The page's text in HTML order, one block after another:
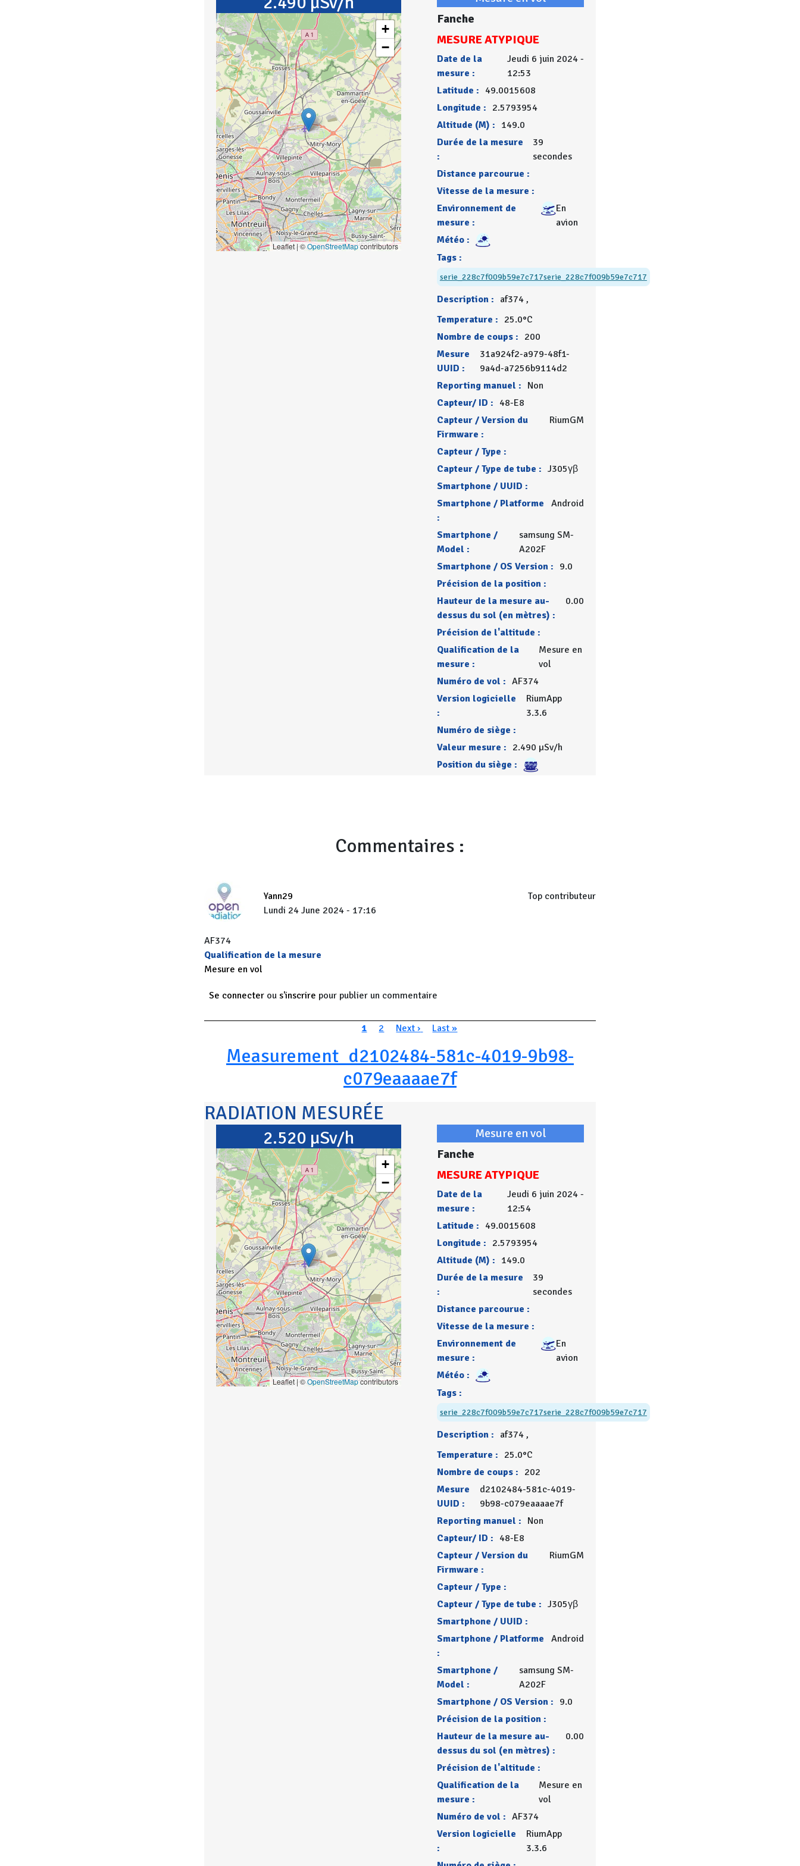
+
−
Leaflet | ©OpenStreetMapcontributors
Fanche
MESURE ATYPIQUE
Date de la
mesure :
Jeudi 6 juin 2024 -
12:53
Latitude : 49.0015608
Longitude : 2.5793954
Altitude (M) : 149.0
Durée de la mesure
:
39
secondes
Distance parcourue :
Vitesse de la mesure :
Environnement de
mesure :
En
avion
Météo :
Tags :
serie_228c7f009b59e7c717serie_228c7f009b59e7c717
Description : af374 ,
Temperature : 25.0°C
Nombre de coups : 200
Mesure
UUID :
31a924f2-a979-48f1-
9a4d-a7256b9114d2
Reporting manuel : Non
Capteur/ ID : 48-E8
Capteur / Version du
Firmware :
RiumGM
Capteur / Type :
Capteur / Type de tube : J305γβ
Smartphone / UUID :
Smartphone / Platforme
:
Android
Smartphone /
Model :
samsung SM-
A202F
Smartphone / OS Version : 9.0
Précision de la position :
Hauteur de la mesure au-
dessus du sol (en mètres) :
0.00
Précision de l'altitude :
Qualification de la
mesure :
Mesure en
vol
Numéro de vol : AF374
Version logicielle
:
RiumApp
3.3.6
Numéro de siège :
Valeur mesure : 2.490 µSv/h
Position du siège :
Commentaires :
Yann29
Top contributeur
Lundi 24 June 2024 - 17:16
AF374
Qualification de la mesure
Mesure en vol
Se connecterou s'inscrire pour publier un commentaire
Page courante
1 Page
2 Page suivante
Next › Dernière page
Last »
Measurement_d2102484-581c-4019-9b98-
c079eaaaae7f
RADIATION MESURÉE
2.520 µSv/h
+
−
Leaflet | ©OpenStreetMapcontributors
Mesure en vol
Fanche
MESURE ATYPIQUE
Date de la
mesure :
Jeudi 6 juin 2024 -
12:54
Latitude : 49.0015608
Longitude : 2.5793954
Altitude (M) : 149.0
Durée de la mesure
:
39
secondes
Distance parcourue :
Vitesse de la mesure :
Environnement de
mesure :
En
avion
Météo :
Tags :
serie_228c7f009b59e7c717serie_228c7f009b59e7c717
Description : af374 ,
Temperature : 25.0°C
Nombre de coups : 202
Mesure
UUID :
d2102484-581c-4019-
9b98-c079eaaaae7f
Reporting manuel : Non
Capteur/ ID : 48-E8
Capteur / Version du
Firmware :
RiumGM
Capteur / Type :
Capteur / Type de tube : J305γβ
Smartphone / UUID :
Smartphone / Platforme
:
Android
Smartphone /
Model :
samsung SM-
A202F
Smartphone / OS Version : 9.0
Précision de la position :
Hauteur de la mesure au-
dessus du sol (en mètres) :
0.00
Précision de l'altitude :
Qualification de la
mesure :
Mesure en
vol
Numéro de vol : AF374
Version logicielle
:
RiumApp
3.3.6